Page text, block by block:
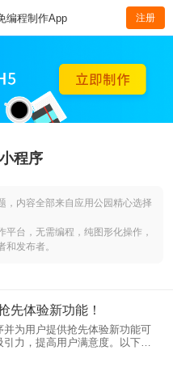
编程制作App 注册
程序
，内容全部来自应用公园精心选择
台，无需编程，纯图形化操作，
发布者。
先体验新功能！
并为用户提供抢先体验新功能可
力，提高用户满意度。以下是
实施步骤：